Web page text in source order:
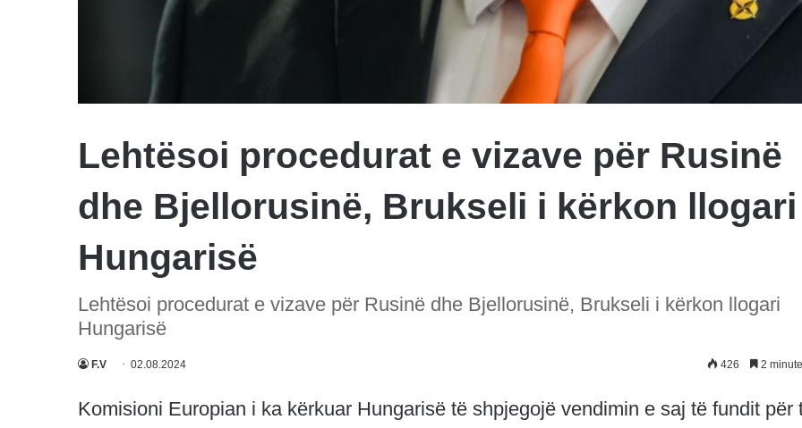
Lehtësoi procedurat e vizave për Rusinë
dhe Bjellorusinë, Brukseli i kërkon llogari
Hungarisë
Lehtësoi procedurat e vizave për Rusinë dhe Bjellorusinë, Brukseli i kërkon llogari
Hungarisë
F.V 02.08.2024 426 2
Komisioni Europian i ka kërkuar Hungarisë të shpjegojë vendimin e saj të fundit për